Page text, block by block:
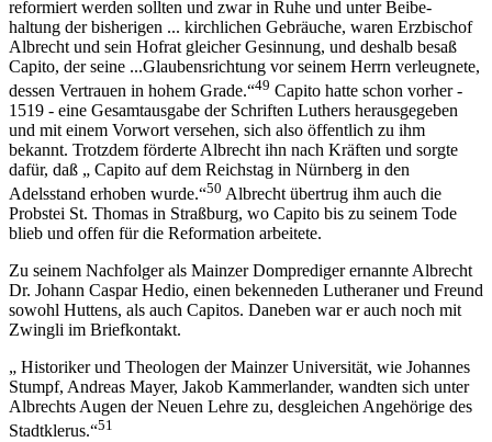
reformiert werden sollten und zwar in Ruhe und unter Beibe-
haltung der bisherigen ... kirchlichen Gebräuche, waren Erzbischof
Albrecht und sein Hofrat gleicher Gesinnung, und deshalb besaß
Capito, der seine ...Glaubensrichtung vor seinem Herrn verleugnete,
dessen Vertrauen in hohem Grade.“49 Capito hatte schon vorher -
1519 - eine Gesamtausgabe der Schriften Luthers herausgegeben
und mit einem Vorwort versehen, sich also öffentlich zu ihm
bekannt. Trotzdem förderte Albrecht ihn nach Kräften und sorgte
dafür, daß „ Capito auf dem Reichstag in Nürnberg in den
Adelsstand erhoben wurde.“50 Albrecht übertrug ihm auch die
Probstei St. Thomas in Straßburg, wo Capito bis zu seinem Tode
blieb und offen für die Reformation arbeitete.
Zu seinem Nachfolger als Mainzer Domprediger ernannte Albrecht
Dr. Johann Caspar Hedio, einen bekenneden Lutheraner und Freund
sowohl Huttens, als auch Capitos. Daneben war er auch noch mit
Zwingli im Briefkontakt.
„ Historiker und Theologen der Mainzer Universität, wie Johannes
Stumpf, Andreas Mayer, Jakob Kammerlander, wandten sich unter
Albrechts Augen der Neuen Lehre zu, desgleichen Angehörige des
Stadtklerus.“51